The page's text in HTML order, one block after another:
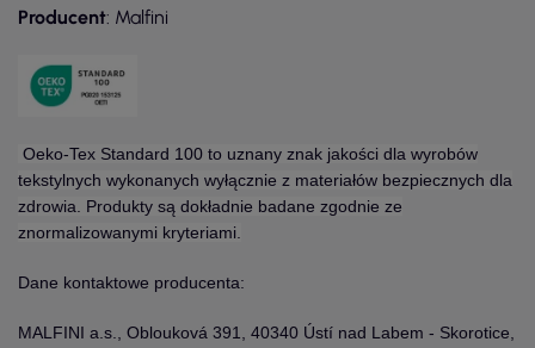
Producent: Malfini
Oeko-Tex Standard 100 to uznany znak jakości dla wyrobów
tekstylnych wykonanych wyłącznie z materiałów bezpiecznych dla
zdrowia. Produkty są dokładnie badane zgodnie ze
znormalizowanymi kryteriami.
Dane kontaktowe producenta:
MALFINI a.s., Oblouková 391, 40340 Ústí nad Labem - Skorotice,